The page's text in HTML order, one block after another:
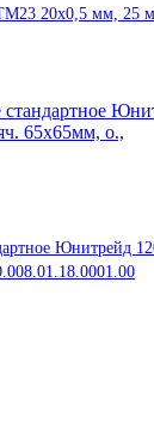
20x0,5 мм, 25
Юнитрейд